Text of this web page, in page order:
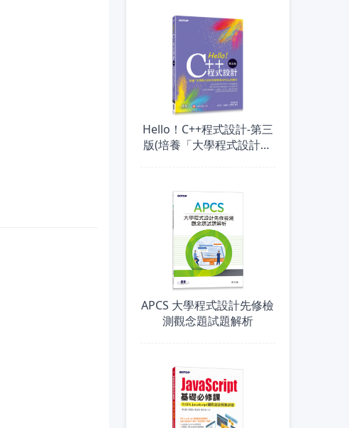
Hello！C++程式設計-第三
版(培養「大學程式設計先
APCS 大學程式設計先修檢
測觀念題試題解析